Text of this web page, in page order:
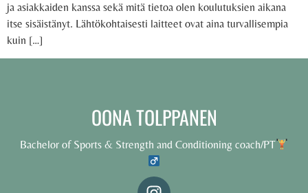
ja asiakkaiden kanssa sekä mitä tietoa olen koulutuksien aikana
itse sisäistänyt. Lähtökohtaisesti laitteet ovat aina turvallisempia
kuin […]
OONA TOLPPANEN
Bachelor of Sports & Strength and Conditioning coach/PT